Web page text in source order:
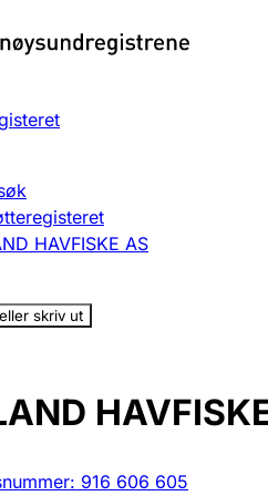
slette
HAVFISKE AS
skriv ut
: 916 606 605